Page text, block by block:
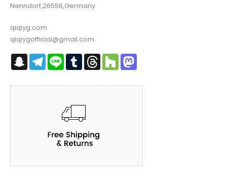
Nenndorf,26556,Germany
qiqiyg.com
qiqiygofficial@gmail.com
SnapchatTelegram
Line TumblrThreadsHouzz